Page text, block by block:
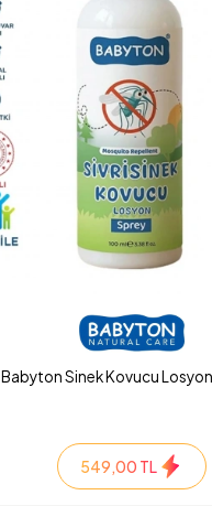
Babyton Sinek Kovucu
549,00 TL